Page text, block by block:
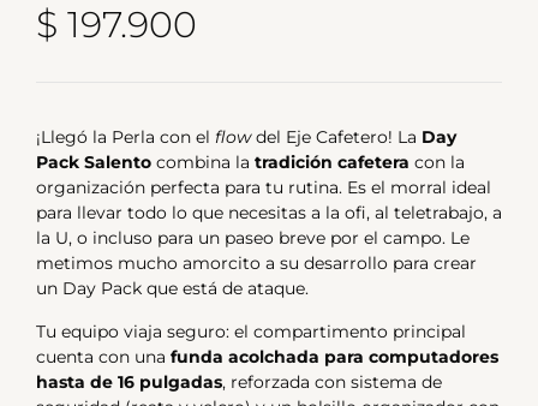
$ 197.900
¡Llegó la Perla con el flowdel Eje Cafetero! La Day
Pack Salento combina la tradición cafetera con la
organización perfecta para tu rutina. Es el morral ideal
para llevar todo lo que necesitas a la ofi, al teletrabajo, a
la U, o incluso para un paseo breve por el campo. Le
metimos mucho amorcito a su desarrollo para crear
un Day Pack que está de ataque.
Tu equipo viaja seguro: el compartimento principal
cuenta con una funda acolchada para computadores
hasta de 16 pulgadas, reforzada con sistema de